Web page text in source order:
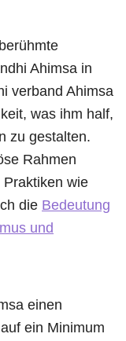
Ahimsa in
verband Ahimsa
was ihm half,
zu gestalten.
Rahmen
wie
die Bedeutung
und
einen
ein Minimum